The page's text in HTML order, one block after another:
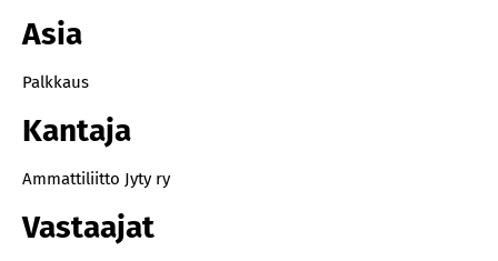
Asia
Palkkaus
Kantaja
Ammattiliitto Jyty ry
Vastaajat